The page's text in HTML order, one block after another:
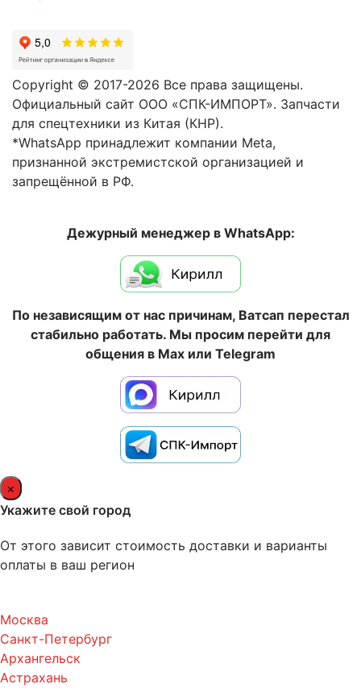
Copyright © 2017-2026 Все права защищены.
Официальный сайт ООО «СПК-ИМПОРТ». Запчасти
для спецтехники из Китая (КНР).
*WhatsApp принадлежит компании Meta,
признанной экстремистской организацией и
запрещённой в РФ.
Дежурный менеджер в WhatsApp:
По независящим от нас причинам, Ватсап перестал
стабильно работать. Мы просим перейти для
общения в Max или Telegram
×
Укажите свой город
От этого зависит стоимость доставки и варианты
оплаты в ваш регион
Москва
Санкт-Петербург
Архангельск
Астрахань